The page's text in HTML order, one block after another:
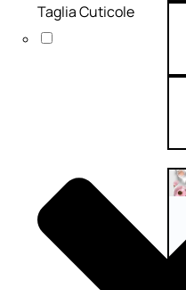
Taglia Cuticole